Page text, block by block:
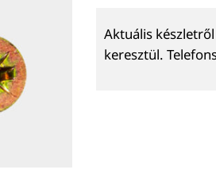
Aktuális
keresztül.